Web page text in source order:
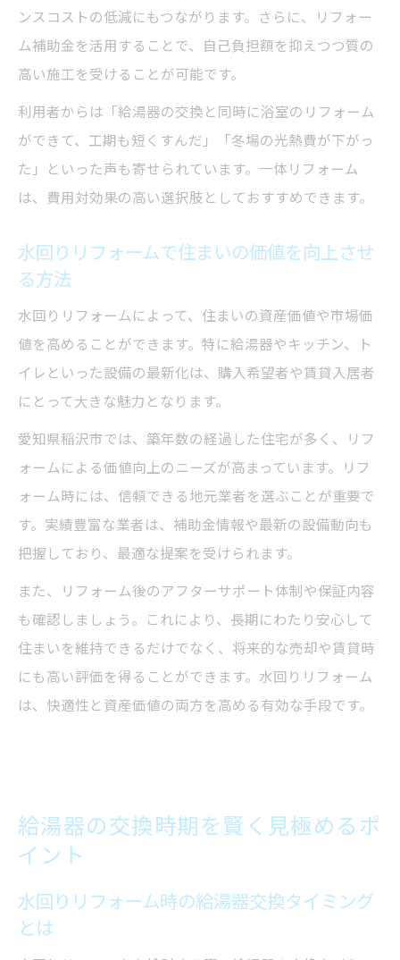
ンスコストの低減にもつながります。さらに、リフォー
ム補助金を活用することで、自己負担額を抑えつつ質の
高い施工を受けることが可能です。
利用者からは「給湯器の交換と同時に浴室のリフォーム
ができて、工期も短くすんだ」「冬場の光熱費が下がっ
た」といった声も寄せられています。一体リフォーム
は、費用対効果の高い選択肢としておすすめできます。
水回りリフォームで住まいの価値を向上させ
る方法
水回りリフォームによって、住まいの資産価値や市場価
値を高めることができます。特に給湯器やキッチン、ト
イレといった設備の最新化は、購入希望者や賃貸入居者
にとって大きな魅力となります。
愛知県稲沢市では、築年数の経過した住宅が多く、リフ
ォームによる価値向上のニーズが高まっています。リフ
ォーム時には、信頼できる地元業者を選ぶことが重要で
す。実績豊富な業者は、補助金情報や最新の設備動向も
把握しており、最適な提案を受けられます。
また、リフォーム後のアフターサポート体制や保証内容
も確認しましょう。これにより、長期にわたり安心して
住まいを維持できるだけでなく、将来的な売却や賃貸時
にも高い評価を得ることができます。水回りリフォーム
は、快適性と資産価値の両方を高める有効な手段です。
給湯器の交換時期を賢く見極めるポ
イント
水回りリフォーム時の給湯器交換タイミング
とは